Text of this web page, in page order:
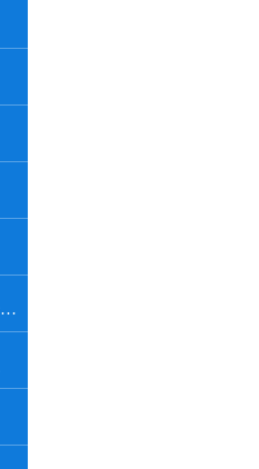
NHLF细胞系|人正常肺成纤维细胞